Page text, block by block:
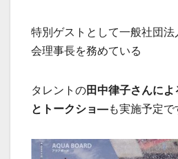
特別ゲストとして一般社団
会理事長を務めている
タレントの田中律子さんに
とトークショ―も実施予定で